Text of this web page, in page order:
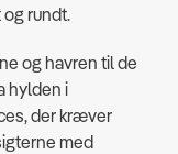
rundt.
og havren til de
hylden i
der kræver
med